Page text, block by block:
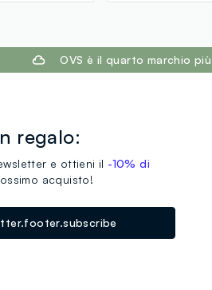
OVS è il quarto marchio
regalo:
e ottieni il -10% di
acquisto!